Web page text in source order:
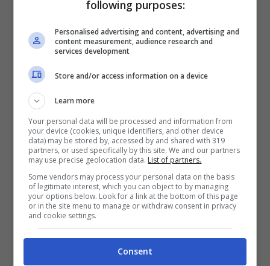
dopo il prestito di gennaio, tanto che il
terzino classe 2000 ha fatto ritorno a
Bologna, ma per lui potrebbe arrivare una
nuova cessione durante l’estate.
Un giocatore che aSpallettipiaceva
parecchio ma che, complici i tanti stop legati
agli infortuni, non è riuscito a far vedere
quello di cui è capace. Il ritorno in rossoblu
appare più che scontato e lo si
following purposes:
Personalised advertising and content, advertising and
content measurement, audience research and
services development
Store and/or access information on a device
Learn more
Your personal data will be processed and information from
your device (cookies, unique identifiers, and other device
data) may be stored by, accessed by and shared with 319
partners, or used specifically by this site. We and our partners
may use precise geolocation data. List of partners.
Some vendors may process your personal data on the basis
of legitimate interest, which you can object to by managing
your options below. Look for a link at the bottom of this page
or in the site menu to manage or withdraw consent in privacy
and cookie settings.
Consent